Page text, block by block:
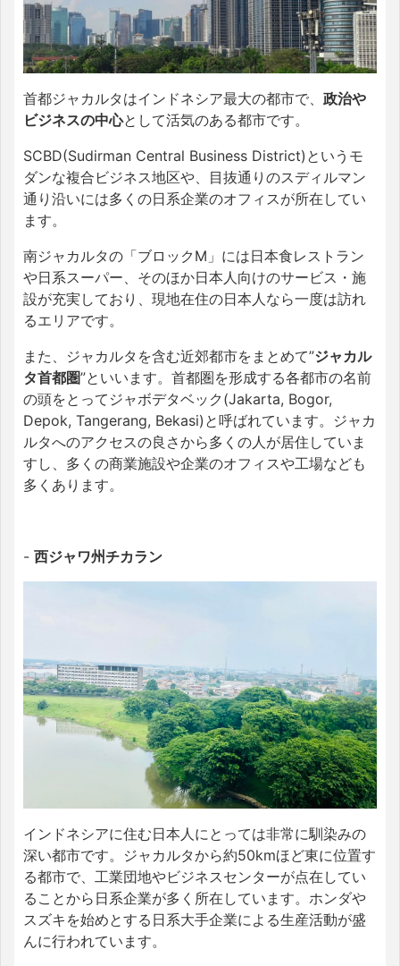
首都ジャカルタはインドネシア最大の都市で、 政治や
ビジネスの中心として活気のある都市です。
SCBD(Sudirman Central Business District)というモ
ダンな複合ビジネス地区や、目抜通りのスディルマン
通り沿いには多くの日系企業のオフィスが所在してい
ます。
南ジャカルタの「ブロックM」には日本食レストラン
や日系スーパー、そのほか日本人向けのサービス・施
設が充実しており、現地在住の日本人なら一度は訪れ
るエリアです。
また、ジャカルタを含む近郊都市をまとめて”ジャカル
タ首都圏”といいます。首都圏を形成する各都市の名前
の頭をとってジャボデタベック(Jakarta, Bogor,
Depok, Tangerang, Bekasi)と呼ばれています。ジャカ
ルタへのアクセスの良さから多くの人が居住していま
すし、多くの商業施設や企業のオフィスや工場なども
多くあります。
- 西ジャワ州チカラン
インドネシアに住む日本人にとっては非常に馴染みの
深い都市です。ジャカルタから約50kmほど東に位置す
る都市で、工業団地やビジネスセンターが点在してい
ることから日系企業が多く所在しています。ホンダや
スズキを始めとする日系大手企業による生産活動が盛
んに行われています。